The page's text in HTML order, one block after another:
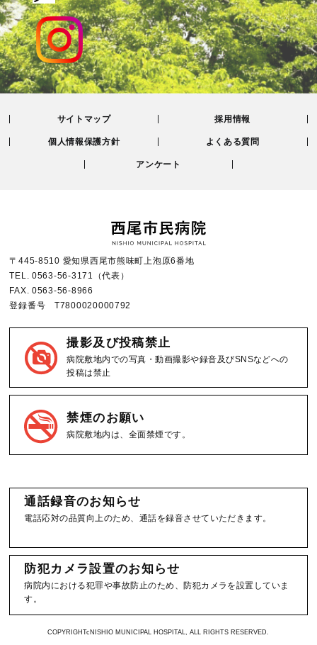
サイトマップ 採用情報
個人情報保護方針 よくある質問
アンケート
〒445-8510 愛知県西尾市熊味町上泡原6番地
TEL.0563-56-3171
（代表）
FAX.0563-56-8966
登録番号 T7800020000792
撮影及び投稿禁止
病院敷地内での写真・動画撮影や録音及びSNSなどへの
投稿は禁止
禁煙のお願い
病院敷地内は、全面禁煙です。
通話録音のお知らせ
電話応対の品質向上のため、通話を録音させていただきます。
防犯カメラ設置のお知らせ
病院内における犯罪や事故防止のため、防犯カメラを設置していま
す。
COPYRIGHTcNISHIO MUNICIPAL HOSPITAL, ALL RIGHTS RESERVED.